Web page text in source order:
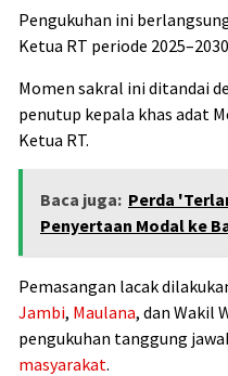
Pengukuhan ini
Ketua RT periode
Momen sakral ini ditandai
penutup kepala khas adat
Ketua RT.
Baca juga: Perda
Penyertaan Modal ke
Pemasangan lacak
Jambi, Maulana, dan Wakil
pengukuhan tanggung
masyarakat.